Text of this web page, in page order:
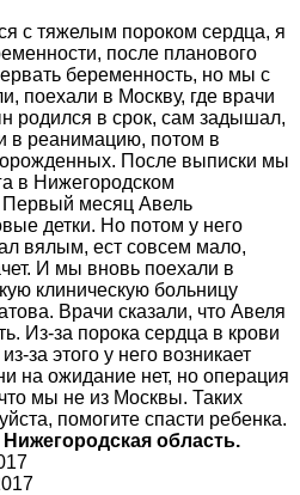
с тяжелым пороком сердца, я
после планового
беременность, но мы с
поехали в Москву, где врачи
родился в срок, сам задышал,
в реанимацию, потом в
После выписки мы
в Нижегородском
Первый месяц Авель
детки. Но потом у него
вялым, ест совсем мало,
И мы вновь поехали в
клиническую больницу
Врачи сказали, что Авеля
Из-за порока сердца в крови
за этого у него возникает
на ожидание нет, но операция
мы не из Москвы. Таких
помогите спасти ребенка.
область.